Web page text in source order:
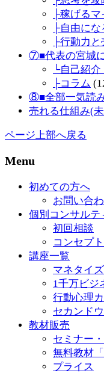
├稼げる
├自由にな
├行動力
⑦■代表の宮城
└自己紹介
├コラム
⑧■全部一気読
売れる仕組み(未
ページ上部へ戻る
Menu
初めての方へ
お問い合
個別コンサルテ
初回相談
コンセプ
講座一覧
マネタイ
1千万ビジ
行動心理
セカンド
教材販売
セミナー
無料教材
プライス